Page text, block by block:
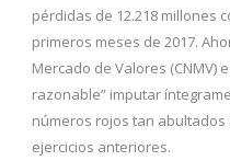
pérdidas de 12.218 millones
primeros meses de 2017.
Mercado de Valores (CNMV)
razonable” imputar
números rojos tan
ejercicios anteriores.